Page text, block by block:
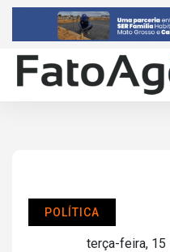
POLÍTICA
terça-feira, 15